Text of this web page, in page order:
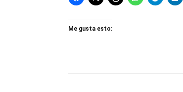
Me gusta esto: